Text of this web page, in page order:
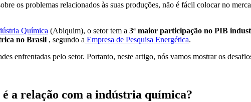
os problemas relacionados às suas produções, não é fácil colocar no
Química (Abiquim), o setor tem a 3ª maior participação no PIB
no Brasil , segundo a Empresa de Pesquisa Energética.
enfrentadas pelo setor. Portanto, neste artigo, nós vamos mostrar os
a relação com a indústria química?